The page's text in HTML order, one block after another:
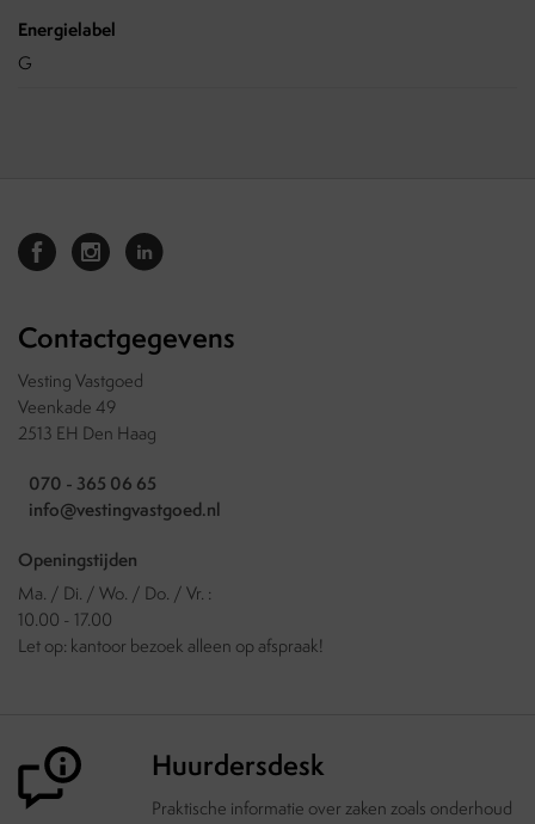
Energielabel
G
Contactgegevens
Vesting Vastgoed
Veenkade 49
2513 EH Den Haag
070 - 365 06 65
info@vestingvastgoed.nl
Openingstijden
Ma. / Di. / Wo. / Do. / Vr. :
10.00 - 17.00
Let op: kantoor bezoek alleen op afspraak!
Huurdersdesk
Praktische informatie over zaken zoals onderhoud